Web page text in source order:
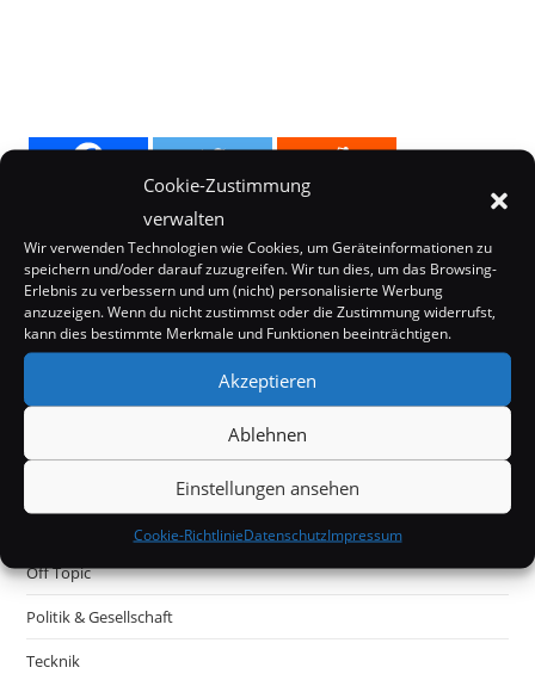
Cookie-Zustimmung
verwalten
Wir verwenden Technologien wie Cookies, um Geräteinformationen zu
speichern und/oder darauf zuzugreifen. Wir tun dies, um das Browsing-
Erlebnis zu verbessern und um (nicht) personalisierte Werbung
anzuzeigen. Wenn du nicht zustimmst oder die Zustimmung widerrufst,
kann dies bestimmte Merkmale und Funktionen beeinträchtigen.
Akzeptieren
Ablehnen
Einstellungen ansehen
Cookie-RichtlinieDatenschutzImpressum
Off Topic
Politik & Gesellschaft
Tecknik